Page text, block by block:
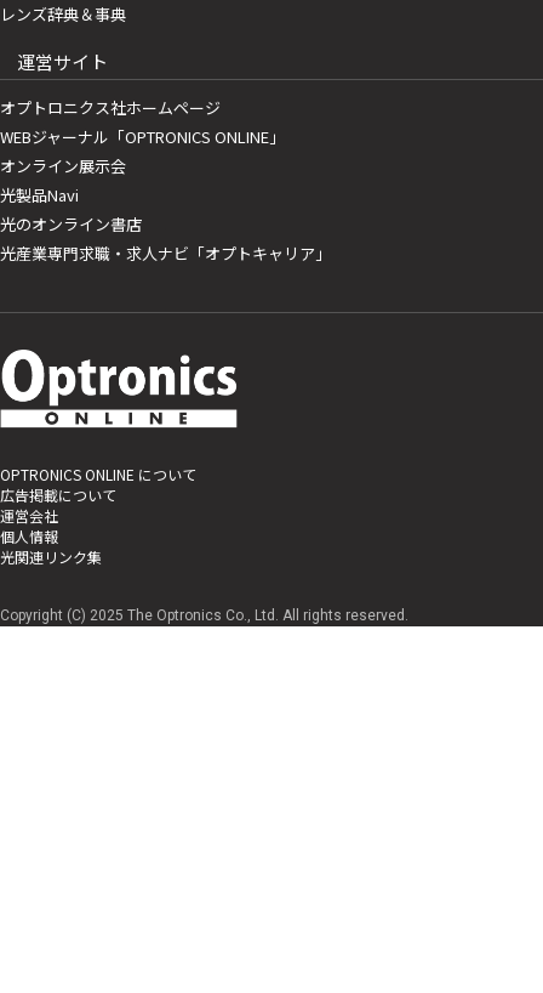
レンズ辞典＆事典
運営サイト
オプトロニクス社ホームページ
WEBジャーナル「OPTRONICS ONLINE」
オンライン展示会
光製品Navi
光のオンライン書店
光産業専門求職・求人ナビ「オプトキャリア」
OPTRONICS ONLINE について
広告掲載について
運営会社
個人情報
光関連リンク集
Copyright (C) 2025 The Optronics Co., Ltd. All rights reserved.